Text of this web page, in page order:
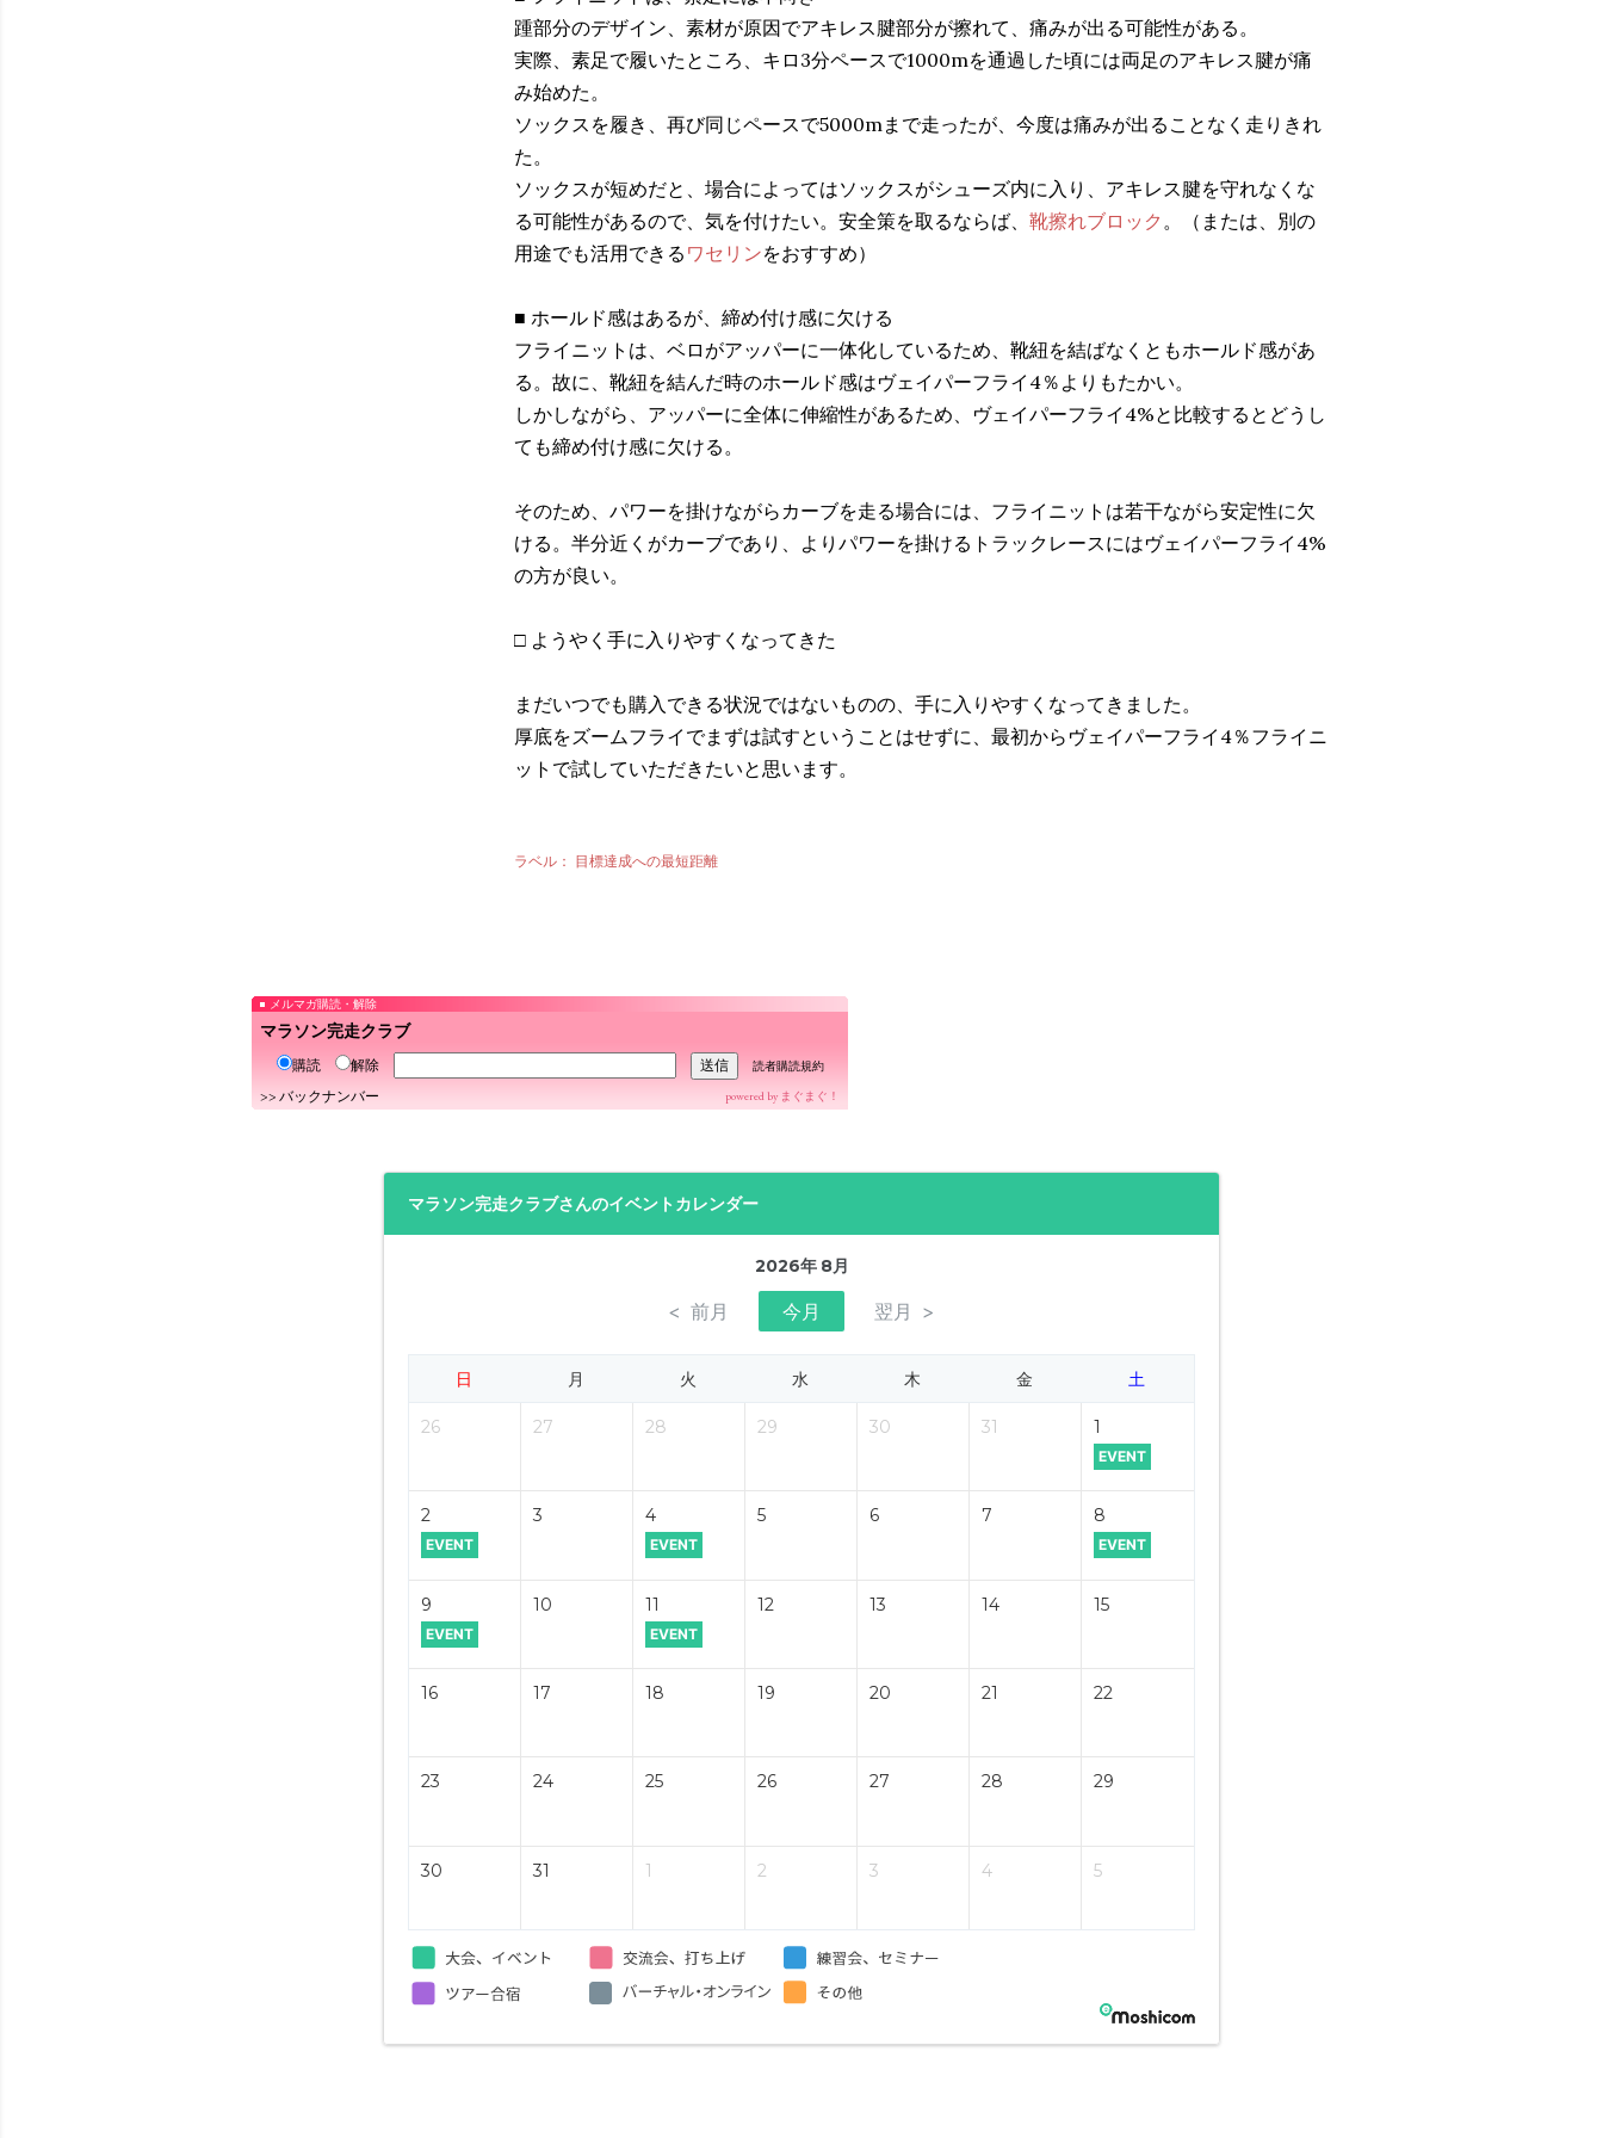
踵部分のデザイン、素材が原因でアキレス腱部分が擦れて、痛みが出る可能性がある。
実際、素足で履いたところ、キロ3分ペースで1000mを通過した頃には両足のアキレス腱が痛
み始めた。
ソックスを履き、再び同じペースで5000mまで走ったが、今度は痛みが出ることなく走りきれ
た。
ソックスが短めだと、場合によってはソックスがシューズ内に入り、アキレス腱を守れなくな
る可能性があるので、気を付けたい。安全策を取るならば、 靴擦れブロック 。（または、別の
用途でも活用できる ワセリンをおすすめ）
■ ホールド感はあるが、締め付け感に欠ける
フライニットは、ベロがアッパーに一体化しているため、靴紐を結ばなくともホールド感があ
る。故に、靴紐を結んだ時のホールド感はヴェイパーフライ4％よりもたかい。
しかしながら、アッパーに全体に伸縮性があるため、ヴェイパーフライ4%と比較するとどうし
ても締め付け感に欠ける。
そのため、パワーを掛けながらカーブを走る場合には、フライニットは若干ながら安定性に欠
ける。半分近くがカーブであり、よりパワーを掛けるトラックレースにはヴェイパーフライ4%
の方が良い。
□ ようやく手に入りやすくなってきた
まだいつでも購入できる状況ではないものの、手に入りやすくなってきました。
厚底をズームフライでまずは試すということはせずに、最初からヴェイパーフライ4％フライニ
ットで試していただきたいと思います。
ラベル： 目標達成への最短距離
メルマガ購読・解除
マラソン完走クラブ
購読 解除 読者購読規約
>>バックナンバー powered by まぐまぐ！